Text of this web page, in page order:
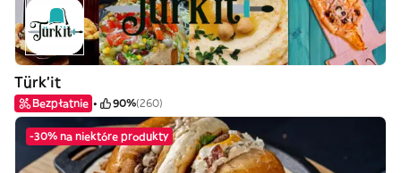
Türk’it
Bezpłatnie 90%(260)
-30% na niektóre produkty